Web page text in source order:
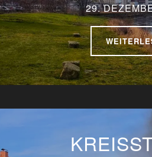
29.